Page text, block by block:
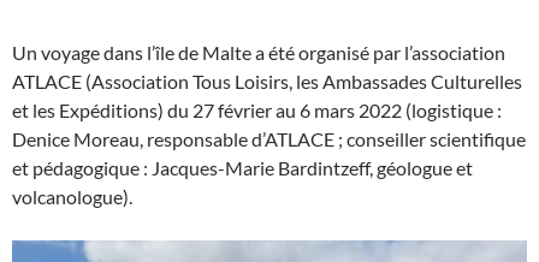
Un voyage dans l’île de Malte a été organisé par l’association
ATLACE (Association Tous Loisirs, les Ambassades Culturelles
et les Expéditions) du 27 février au 6 mars 2022 (logistique :
Denice Moreau, responsable d’ATLACE ; conseiller scientifique
et pédagogique : Jacques-Marie Bardintzeff, géologue et
volcanologue).